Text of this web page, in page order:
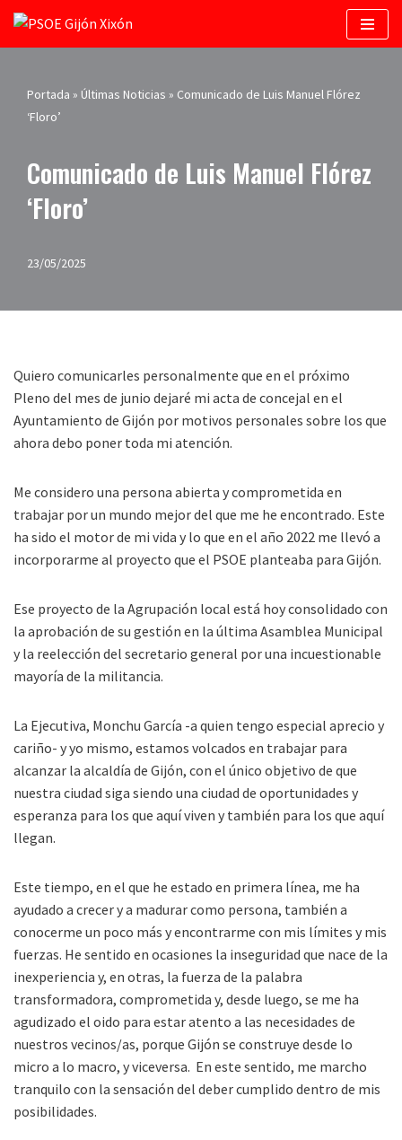
Saltar
contenido
Portada » Últimas Noticias » Comunicado de Luis Manuel Flórez
‘Floro’
Comunicado de Luis Manuel Flórez
‘Floro’
23/05/2025
Quiero comunicarles personalmente que en el próximo
Pleno del mes de junio dejaré mi acta de concejal en el
Ayuntamiento de Gijón por motivos personales sobre los que
ahora debo poner toda mi atención.
Me considero una persona abierta y comprometida en
trabajar por un mundo mejor del que me he encontrado. Este
ha sido el motor de mi vida y lo que en el año 2022 me llevó a
incorporarme al proyecto que el PSOE planteaba para Gijón.
Ese proyecto de la Agrupación local está hoy consolidado con
la aprobación de su gestión en la última Asamblea Municipal
y la reelección del secretario general por una incuestionable
mayoría de la militancia.
La Ejecutiva, Monchu García -a quien tengo especial aprecio y
cariño- y yo mismo, estamos volcados en trabajar para
alcanzar la alcaldía de Gijón, con el único objetivo de que
nuestra ciudad siga siendo una ciudad de oportunidades y
esperanza para los que aquí viven y también para los que aquí
llegan.
Este tiempo, en el que he estado en primera línea, me ha
ayudado a crecer y a madurar como persona, también a
conocerme un poco más y encontrarme con mis límites y mis
fuerzas. He sentido en ocasiones la inseguridad que nace de la
inexperiencia y, en otras, la fuerza de la palabra
transformadora, comprometida y, desde luego, se me ha
agudizado el oido para estar atento a las necesidades de
nuestros vecinos/as, porque Gijón se construye desde lo
micro a lo macro, y viceversa. En este sentido, me marcho
tranquilo con la sensación del deber cumplido dentro de mis
posibilidades.